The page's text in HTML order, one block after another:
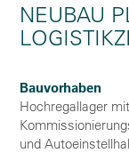
NEUBAU
Bauvorhaben
Hochregallager
und